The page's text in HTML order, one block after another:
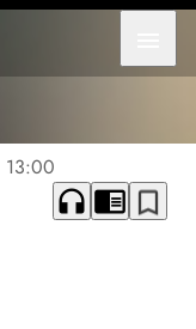
13:00
headphones chrome_reader_mode bookmark_border